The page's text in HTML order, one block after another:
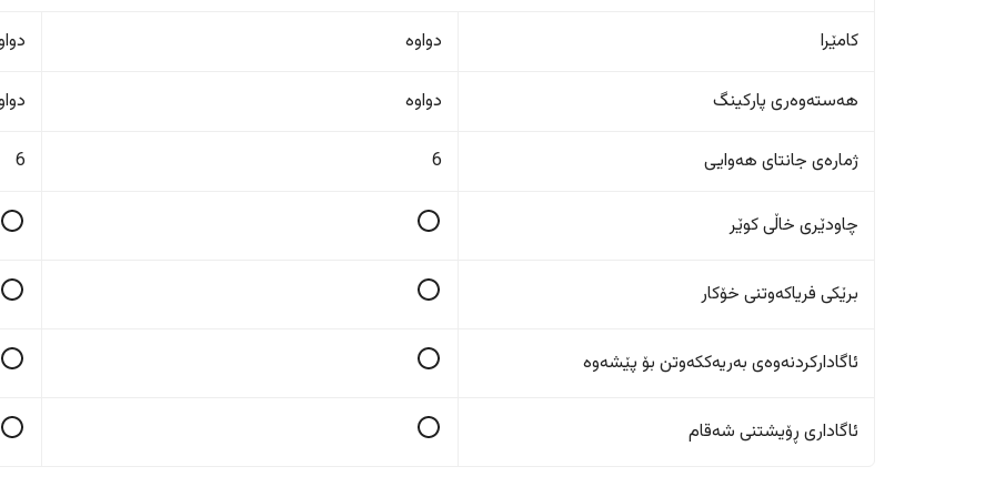
کامێرا دواوە
هەستەوەری پارکینگ دواوە
ژمارەی جانتای هەوایی 6
6
چاودێری خاڵی کوێر
برێکی فریاکەوتنی خۆکار
ئاگادارکردنەوەی بەریەککەوتن بۆ پێشەوە
ئاگاداری ڕۆیشتنی شەقام